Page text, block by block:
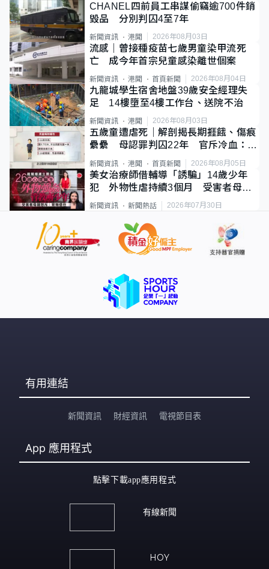
CHANEL四前員工串謀偷竊逾700件銷
毀品 分別判囚4至7年
新聞資訊 港聞 2026年08月03日
流感｜曾接種疫苗七歲男童染甲流死
亡 成今年首宗兒童感染離世個案
新聞資訊 港聞 首頁新聞 2026年08月04日
九龍城學生宿舍地盤39歲安全經理失
足 14樓墮至4樓工作台、送院不治
新聞資訊 港聞 2026年08月03日
五歲童遭虐死｜解剖揭長期捱餓、傷痕
纍纍 母認罪判囚22年 官斥冷血：同
類案最惡劣
新聞資訊 港聞 首頁新聞 2026年08月05日
美女治療師借輔導「誘騙」14歲少年
犯 外物性虐持續3個月 受害者母：
要保護其他人
新聞資訊 新聞熱話 2026年07月30日
有用連結
新聞資訊 財經資訊 電視節目表
App 應用程式
點擊下載app應用程式
有線新聞
HOY